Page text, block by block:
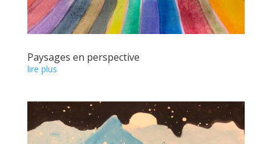
Paysages en perspective
lire plus